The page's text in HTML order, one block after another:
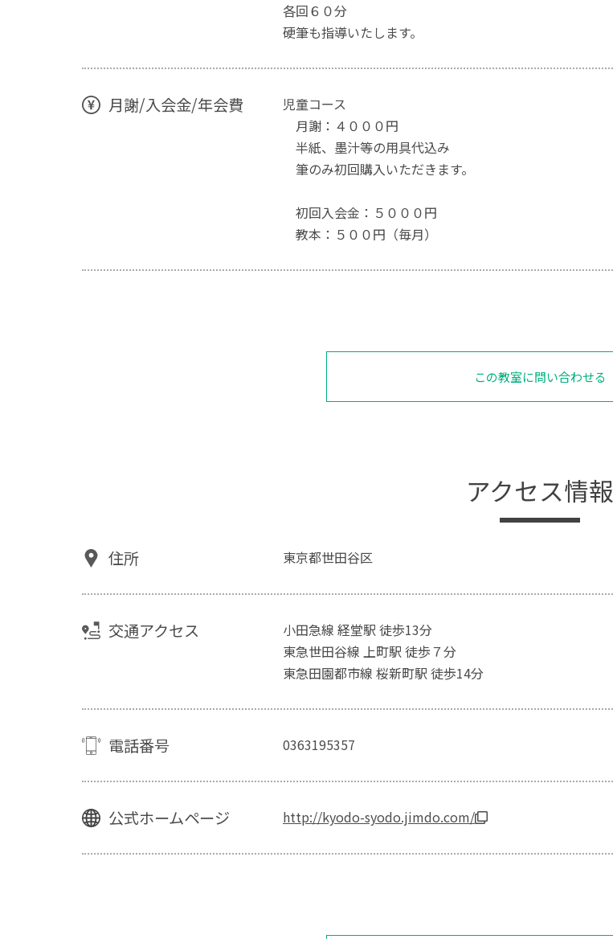
各回６０分
硬筆も指導いたします。
月謝/入会金/年会費
児童コース
月謝：４０００円
半紙、墨汁等の用具代込み
筆のみ初回購入いただきます。
初回入会金：５０００円
教本：５００円（毎月）
この教室に問い合わせる
アクセス情報
住所 東京都世田谷区
交通アクセス
小田急線 経堂駅 徒歩13分
東急世田谷線 上町駅 徒歩７分
東急田園都市線 桜新町駅 徒歩14分
電話番号 0363195357
公式ホームページ http://kyodo-syodo.jimdo.com/